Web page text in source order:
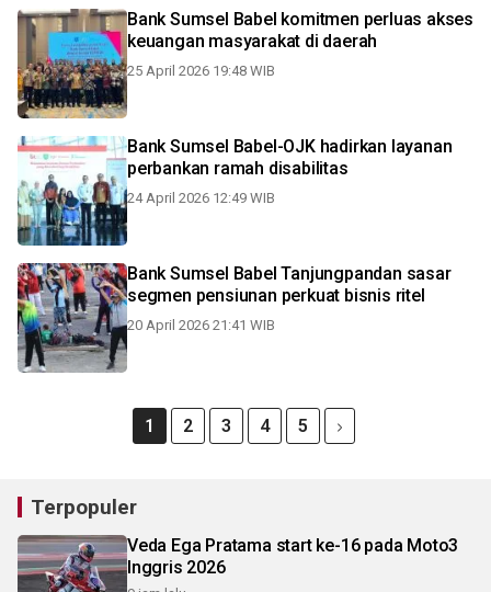
Bank Sumsel Babel komitmen perluas akses
keuangan masyarakat di daerah
25 April 2026 19:48 WIB
Bank Sumsel Babel-OJK hadirkan layanan
perbankan ramah disabilitas
24 April 2026 12:49 WIB
Bank Sumsel Babel Tanjungpandan sasar
segmen pensiunan perkuat bisnis ritel
20 April 2026 21:41 WIB
1 2 3 4 5
Terpopuler
Veda Ega Pratama start ke-16 pada Moto3
Inggris 2026